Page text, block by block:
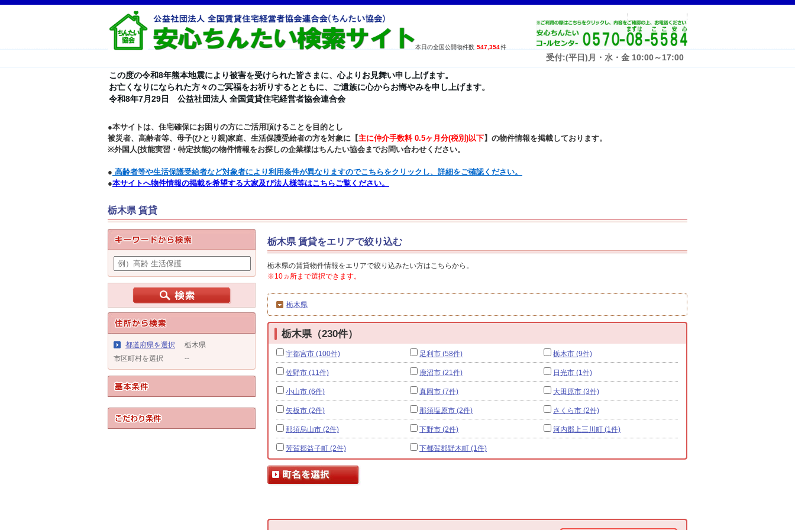
本日の全国公開物件数 547,354件
受付:(平日)月・水・金 10:00～17:00
この度の令和8年熊本地震により被害を受けられた皆さまに、心よりお見舞い申し上げます。
お亡くなりになられた方々のご冥福をお祈りするとともに、ご遺族に心からお悔やみを申し上げます。
令和8年7月29日 公益社団法人 全国賃貸住宅経営者協会連合会
●本サイトは、住宅確保にお困りの方にご活用頂けることを目的とし
被災者、高齢者等、母子(ひとり親)家庭、生活保護受給者の方を対象に【主に仲介手数料 0.5ヶ月分(税別)以下】の物件情報を掲載しております。
※外国人(技能実習・特定技能)の物件情報をお探しの企業様はちんたい協会までお問い合わせください。
● 高齢者等や生活保護受給者など対象者により利用条件が異なりますのでこちらをクリックし、詳細をご確認ください。
●本サイトへ物件情報の掲載を希望する大家及び法人様等はこちらご覧ください。
栃木県 賃貸
栃木県 賃貸をエリアで絞り込む
栃木県の賃貸物件情報をエリアで絞り込みたい方はこちらから。
※10ヵ所まで選択できます。
栃木県
栃木県（230件）
宇都宮市 (100件) 足利市 (58件) 栃木市 (9件)
佐野市 (11件) 鹿沼市 (21件) 日光市 (1件)
小山市 (6件) 真岡市 (7件) 大田原市 (3件)
矢板市 (2件) 那須塩原市 (2件) さくら市 (2件)
那須烏山市 (2件) 下野市 (2件) 河内郡上三川町 (1件)
芳賀郡益子町 (2件) 下都賀郡野木町 (1件)
都道府県を選択
栃木県
市区町村を選択
--